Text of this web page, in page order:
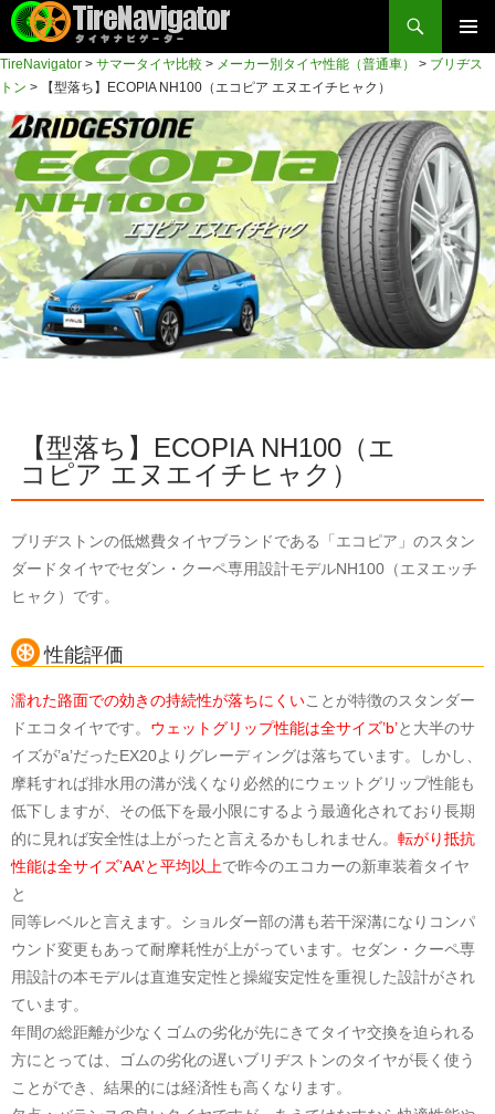
TireNavigator
検
索
メイン
ー
コ
ン
ン
ツ
へ
ス
キ
ッ
プ
TireNavigator > サマータイヤ比較 > メーカー別タイヤ性能（普通車） > ブリヂス
トン > 【型落ち】ECOPIA NH100（エコピア エヌエイチヒャク）
【型落ち】ECOPIA NH100（エ
コピア エヌエイチヒャク）
ブリヂストンの低燃費タイヤブランドである「エコピア」のスタン
ダードタイヤでセダン・クーペ専用設計モデルNH100（エヌエッチ
ヒャク）です。
性能評価
濡れた路面での効きの持続性が落ちにくいことが特徴のスタンダー
ドエコタイヤです。 ウェットグリップ性能は全サイズ’b’と大半のサ
イズが’a’だったEX20よりグレーディングは落ちています。しかし、
摩耗すれば排水用の溝が浅くなり必然的にウェットグリップ性能も
低下しますが、その低下を最小限にするよう最適化されており長期
的に見れば安全性は上がったと言えるかもしれません。 転がり抵抗
性能は全サイズ’AA’と平均以上で昨今のエコカーの新車装着タイヤ
と
同等レベルと言えます。ショルダー部の溝も若干深溝になりコンパ
ウンド変更もあって耐摩耗性が上がっています。セダン・クーペ専
用設計の本モデルは直進安定性と操縦安定性を重視した設計がされ
ています。
年間の総距離が少なくゴムの劣化が先にきてタイヤ交換を迫られる
方にとっては、ゴムの劣化の遅いブリヂストンのタイヤが長く使う
ことができ、結果的には経済性も高くなります。